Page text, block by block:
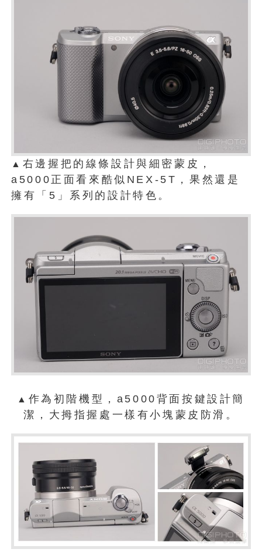
▲ 右邊握把的線條設計與細密蒙皮，
a5000正面看來酷似NEX-5T，果然還是
擁有「5」系列的設計特色。
▲ 作為初階機型，a5000背面按鍵設計簡
潔，大拇指握處一樣有小塊蒙皮防滑。